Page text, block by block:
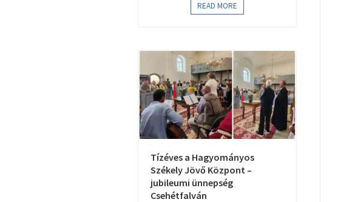
READ MORE
Tízéves a Hagyományos
Székely Jövő Központ –
jubileumi ünnepség
Csehétfalván